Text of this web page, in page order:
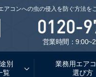
アコンへの虫の侵入を防ぐ方法を
営業時間：
別
覧
業務用エア
選び方